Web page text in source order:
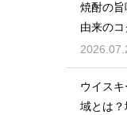
焼酎の
由来の
密を解説
ウイス
域とは